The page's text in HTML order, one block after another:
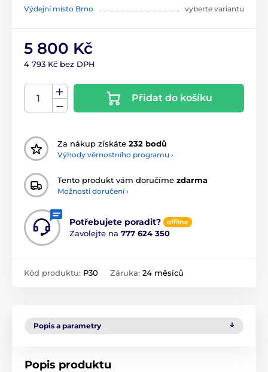
Výdejní místo Brno
vyberte variantu
5 800 Kč
4 793 Kč bez DPH
Přidat do košíku
Za nákup získáte 232 bodů
Výhody věrnostního programu ›
Tento produkt vám doručíme zdarma
Možnosti doručení ›
Potřebujete poradit? offline
Zavolejte na 777 624 350
Kód produktu: P30 Záruka: 24 měsíců
Popis a parametry
Popis produktu